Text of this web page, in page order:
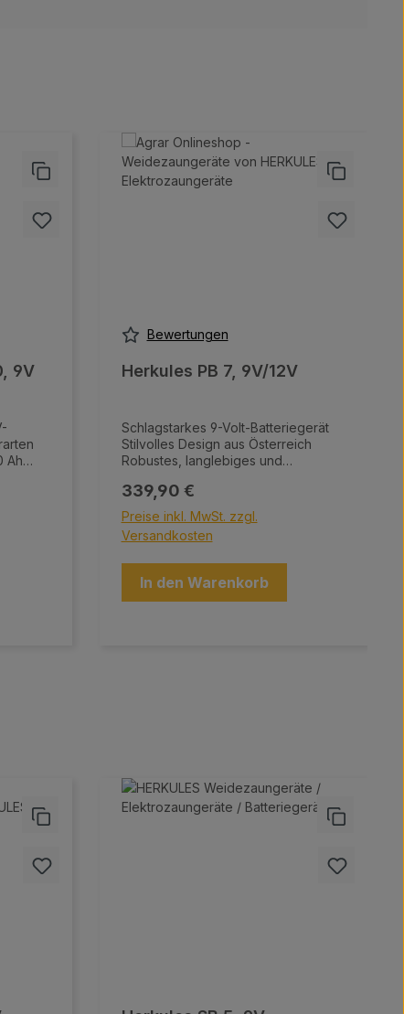
9V
Ah
Bewertungen
Herkules PB 7, 9V/12V
Schlagstarkes 9-Volt-Batteriegerät
Stilvolles Design aus Österreich
Robustes, langlebiges und
Power-Schaltung bei Tierberührung
Flexibles Duo-Gerät für 9-Volt- und
12-Volt-Betrieb Batteriekasten mit
Einsatz für verschiedene
für effiziente Nutzung Praktischer
Ein-/Ausschalter 9-Volt-Adapter
Regulärer Preis:
339,90 €
Preise inkl. MwSt. zzgl.
Versandkosten
In den Warenkorb